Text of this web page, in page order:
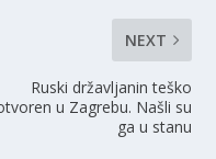
NEXT
Ruski državljanin teško
u Zagrebu. Našli su
ga u stanu